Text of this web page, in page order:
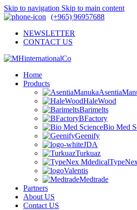
Skip to navigation Skip to main content
(+965) 96957688
NEWSLETTER
CONTACT US
Home
Products
HaleWood
Barimelts
BFactory
Bio Med
Geenify
JDA
Turkuaz
Valentis
Medtrade
Partners
About US
Contact US